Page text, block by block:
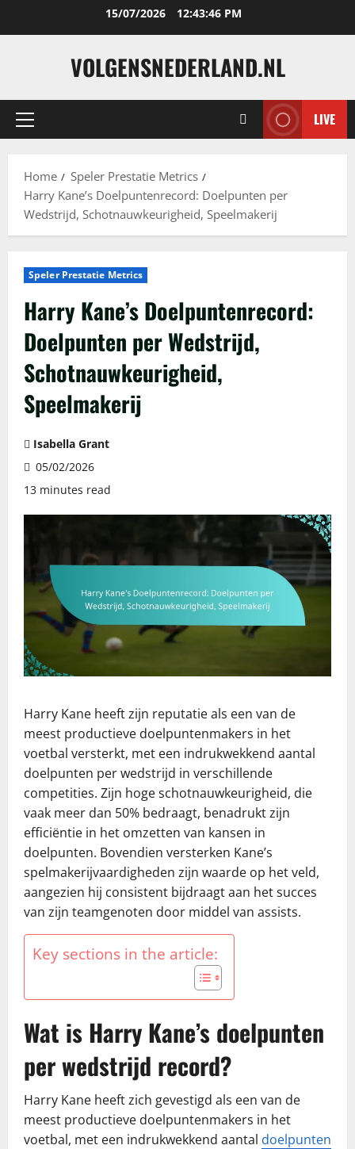
15/07/2026 12:43:47 PM
VOLGENSNEDERLAND.NL
Primary
LIVE
Home
Speler Prestatie Metrics
Harry Kane’s Doelpuntenrecord: Doelpunten per
Wedstrijd, Schotnauwkeurigheid, Speelmakerij
Speler Prestatie Metrics
Harry Kane’s Doelpuntenrecord:
Doelpunten per Wedstrijd,
Schotnauwkeurigheid,
Speelmakerij
Isabella Grant
05/02/2026
13 minutes read
Harry Kane heeft zijn reputatie als een van de
meest productieve doelpuntenmakers in het
voetbal versterkt, met een indrukwekkend aantal
doelpunten per wedstrijd in verschillende
competities. Zijn hoge schotnauwkeurigheid, die
vaak meer dan 50% bedraagt, benadrukt zijn
efficiëntie in het omzetten van kansen in
doelpunten. Bovendien versterken Kane’s
spelmakerijvaardigheden zijn waarde op het veld,
aangezien hij consistent bijdraagt aan het succes
van zijn teamgenoten door middel van assists.
Key sections in the article:
Wat is Harry Kane’s doelpunten
per wedstrijd record?
Harry Kane heeft zich gevestigd als een van de
meest productieve doelpuntenmakers in het
voetbal, met een indrukwekkend aantal doelpunten